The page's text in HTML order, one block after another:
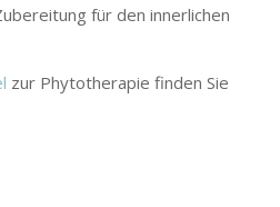
für den innerlichen
zur Phytotherapie finden Sie